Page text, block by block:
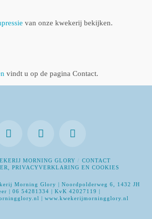
van onze kwekerij bekijken.
vindt u op de pagina Contact.
MORNING GLORY
CONTACT
PRIVACYVERKLARING EN COOKIES
Morning Glory | Noordpolderweg 6, 1432 JH
| 06 54281334 | KvK 42027119 |
| www.kwekerijmorningglory.nl